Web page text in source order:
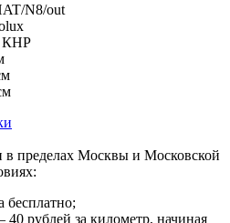
N8/out
КНР
в пределах Москвы и Московской
бесплатно;
40 рублей за километр, начиная